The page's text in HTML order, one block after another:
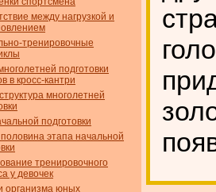
между нагрузкой и
тренировочные
подготовки
в кросс-кантри
многолетней
подготовки
этапа начальной
тренировочного
у девочек
организма юных